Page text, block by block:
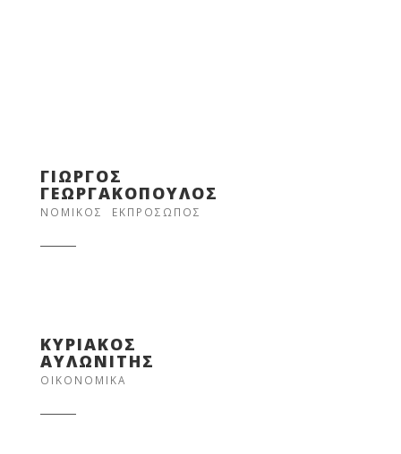
ΓΙΩΡΓΟΣ
ΓΕΩΡΓΑΚΟΠΟΥΛΟΣ
ΝΟΜΙΚΟΣ ΕΚΠΡΟΣΩΠΟΣ
ΚΥΡΙΑΚΟΣ
ΑΥΛΩΝΙΤΗΣ
ΟΙΚΟΝΟΜΙΚΑ